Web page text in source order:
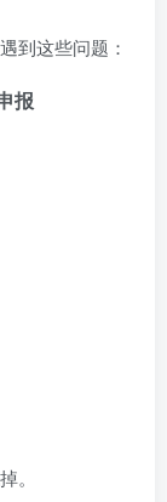
到这些问题：
报
。